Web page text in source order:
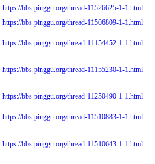
https://bbs.pinggu.org/thread-11526625-1-1.html
https://bbs.pinggu.org/thread-11506809-1-1.html
https://bbs.pinggu.org/thread-11154452-1-1.html
https://bbs.pinggu.org/thread-11155230-1-1.html
https://bbs.pinggu.org/thread-11250490-1-1.html
https://bbs.pinggu.org/thread-11510883-1-1.html
https://bbs.pinggu.org/thread-11510643-1-1.html